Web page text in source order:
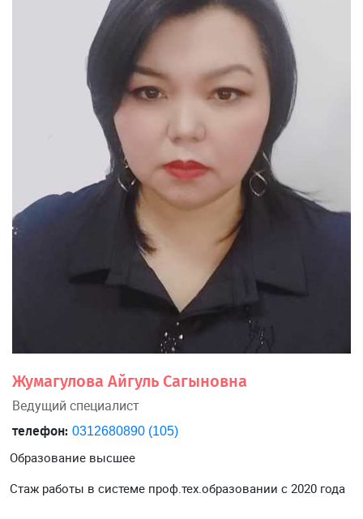
Жумагулова Айгуль Сагыновна
Ведущий специалист
телефон: 0312680890 (105)
Образование высшее
Стаж работы в системе проф.тех.образовании с 2020 года